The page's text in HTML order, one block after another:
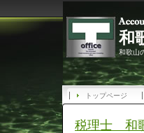
和
和歌山
トップページ
税理士 和